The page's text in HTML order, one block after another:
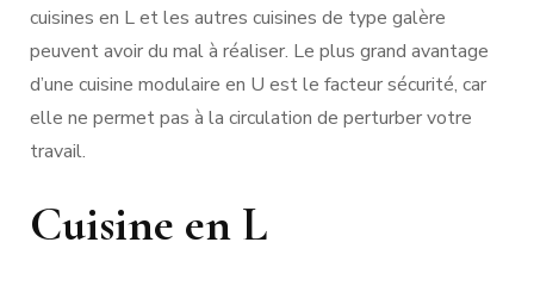
cuisines en L et les autres cuisines de type galère
peuvent avoir du mal à réaliser. Le plus grand avantage
d’une cuisine modulaire en U est le facteur sécurité, car
elle ne permet pas à la circulation de perturber votre
travail.
Cuisine en L